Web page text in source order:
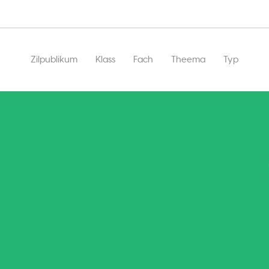
Main
Zilpublikum Klass Fach Theema Typ